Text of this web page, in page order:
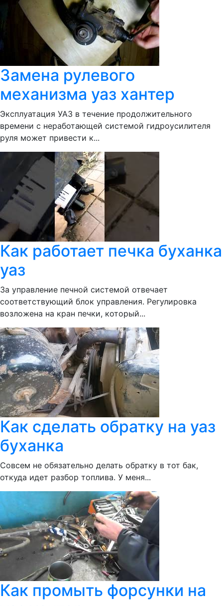
Замена рулевого
механизма уаз хантер
Эксплуатация УАЗ в течение продолжительного
времени с неработающей системой гидроусилителя
руля может привести к...
Как работает печка буханка
уаз
За управление печной системой отвечает
соответствующий блок управления. Регулировка
возложена на кран печки, который...
Как сделать обратку на уаз
буханка
Совсем не обязательно делать обратку в тот бак,
откуда идет разбор топлива. У меня...
Как промыть форсунки на